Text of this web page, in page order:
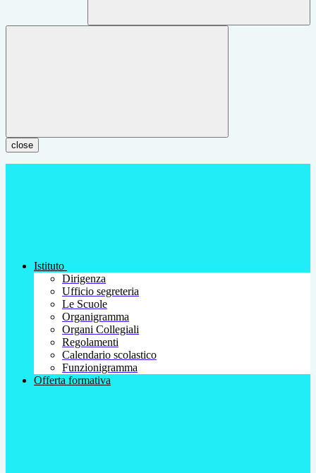
close
Istituto
Dirigenza
Ufficio segreteria
Le Scuole
Organigramma
Organi Collegiali
Regolamenti
Calendario scolastico
Funzionigramma
Offerta formativa